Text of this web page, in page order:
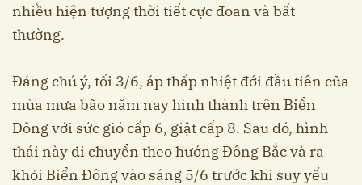
nhiều hiện tượng thời tiết cực đoan và bất
thường.
Đáng chú ý, tối 3/6, áp thấp nhiệt đới đầu tiên của
mùa mưa bão năm nay hình thành trên Biển
Đông với sức gió cấp 6, giật cấp 8. Sau đó, hình
thái này di chuyển theo hướng Đông Bắc và ra
khỏi Biển Đông vào sáng 5/6 trước khi suy yếu